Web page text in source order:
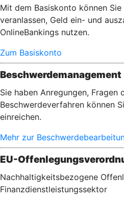
Mit dem Basiskonto können
veranlassen, Geld ein- und
OnlineBankings nutzen.
Zum Basiskonto
Beschwerdemanagement
Sie haben Anregungen, Fragen
Beschwerdeverfahren können
einreichen.
Mehr zur
EU-
Nachhaltigkeitsbezogene
Finanzdienstleistungssektor